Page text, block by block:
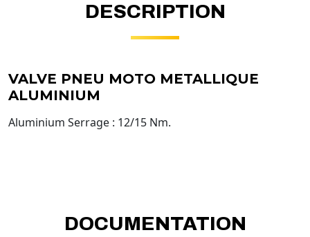
DESCRIPTION
VALVE PNEU MOTO METALLIQUE
ALUMINIUM
Aluminium Serrage : 12/15 Nm.
DOCUMENTATION